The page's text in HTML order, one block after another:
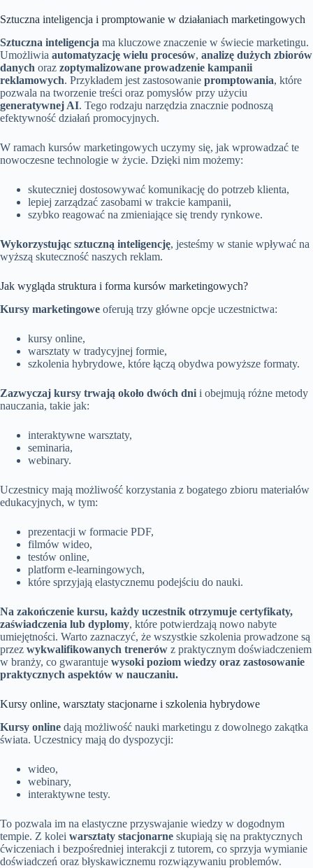
Sztuczna inteligencja i promptowanie w działaniach marketingowych
Sztuczna inteligencja ma kluczowe znaczenie w świecie marketingu.
Umożliwia automatyzację wielu procesów, analizę dużych zbiorów
danych oraz zoptymalizowane prowadzenie kampanii
reklamowych. Przykładem jest zastosowanie promptowania, które
pozwala na tworzenie treści oraz pomysłów przy użyciu
generatywnej AI. Tego rodzaju narzędzia znacznie podnoszą
efektywność działań promocyjnych.
W ramach kursów marketingowych uczymy się, jak wprowadzać te
nowoczesne technologie w życie. Dzięki nim możemy:
skuteczniej dostosowywać komunikację do potrzeb klienta,
lepiej zarządzać zasobami w trakcie kampanii,
szybko reagować na zmieniające się trendy rynkowe.
Wykorzystując sztuczną inteligencję, jesteśmy w stanie wpływać na
wyższą skuteczność naszych reklam.
Jak wygląda struktura i forma kursów marketingowych?
Kursy marketingowe oferują trzy główne opcje uczestnictwa:
kursy online,
warsztaty w tradycyjnej formie,
szkolenia hybrydowe, które łączą obydwa powyższe formaty.
Zazwyczaj kursy trwają około dwóch dni i obejmują różne metody
nauczania, takie jak:
interaktywne warsztaty,
seminaria,
webinary.
Uczestnicy mają możliwość korzystania z bogatego zbioru materiałów
edukacyjnych, w tym:
prezentacji w formacie PDF,
filmów wideo,
testów online,
platform e-learningowych,
które sprzyjają elastycznemu podejściu do nauki.
Na zakończenie kursu, każdy uczestnik otrzymuje certyfikaty,
zaświadczenia lub dyplomy, które potwierdzają nowo nabyte
umiejętności. Warto zaznaczyć, że wszystkie szkolenia prowadzone są
przez wykwalifikowanych trenerów z praktycznym doświadczeniem
w branży, co gwarantuje wysoki poziom wiedzy oraz zastosowanie
praktycznych aspektów w nauczaniu.
Kursy online, warsztaty stacjonarne i szkolenia hybrydowe
Kursy online dają możliwość nauki marketingu z dowolnego zakątka
świata. Uczestnicy mają do dyspozycji:
wideo,
webinary,
interaktywne testy.
To pozwala im na elastyczne przyswajanie wiedzy w dogodnym
tempie. Z kolei warsztaty stacjonarne skupiają się na praktycznych
ćwiczeniach i bezpośredniej interakcji z tutorem, co sprzyja wymianie
doświadczeń oraz błyskawicznemu rozwiązywaniu problemów.